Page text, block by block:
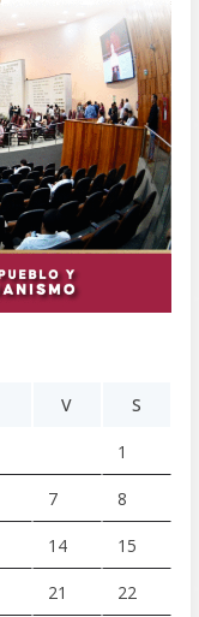
V S
1
7 8
14 15
21 22